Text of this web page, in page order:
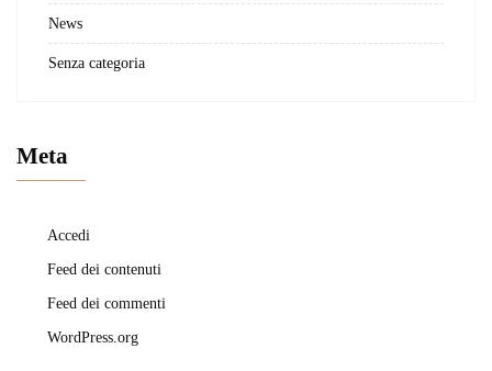
News
Senza categoria
Meta
Accedi
Feed dei contenuti
Feed dei commenti
WordPress.org